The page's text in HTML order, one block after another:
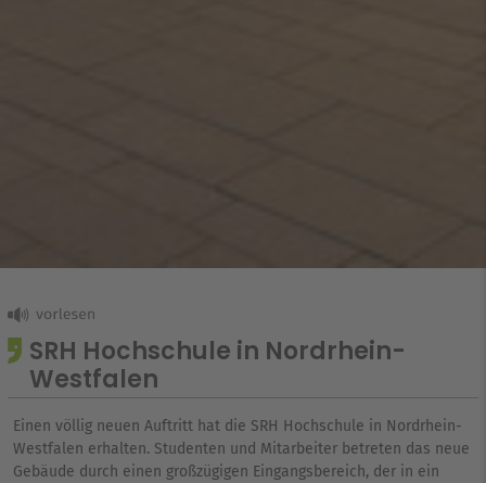
SRH Hochschule in Nordrhein-
Westfalen
Einen völlig neuen Auftritt hat die SRH Hochschule in Nordrhein-
Westfalen erhalten. Studenten und Mitarbeiter betreten das neue
Gebäude durch einen großzügigen Eingangsbereich, der in ein